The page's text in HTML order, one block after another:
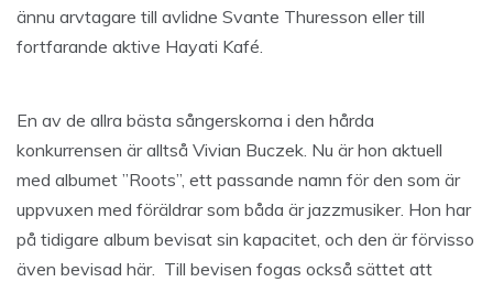
ännu arvtagare till avlidne Svante Thuresson eller till
fortfarande aktive Hayati Kafé.
En av de allra bästa sångerskorna i den hårda
konkurrensen är alltså Vivian Buczek. Nu är hon aktuell
med albumet ”Roots”, ett passande namn för den som är
uppvuxen med föräldrar som båda är jazzmusiker. Hon har
på tidigare album bevisat sin kapacitet, och den är förvisso
även bevisad här. Till bevisen fogas också sättet att